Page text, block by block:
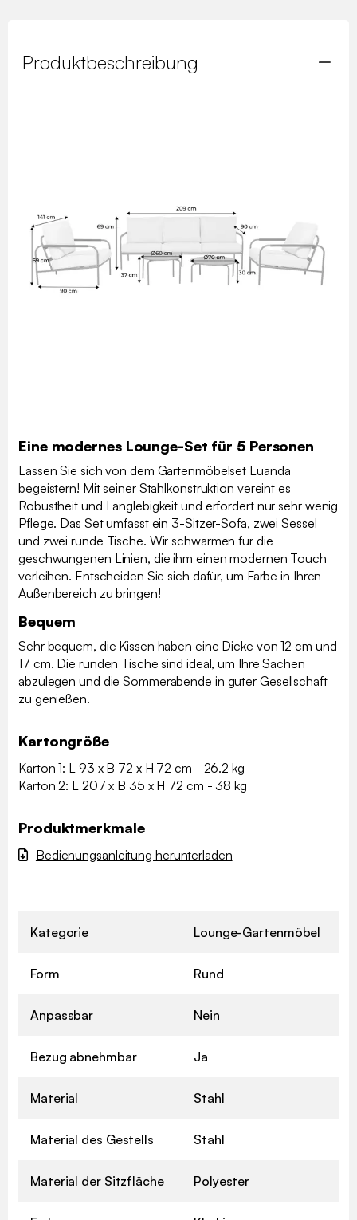
Produktbeschreibung
Eine modernes Lounge-Set für 5 Personen
Lassen Sie sich von dem Gartenmöbelset Luanda
begeistern! Mit seiner Stahlkonstruktion vereint es
Robustheit und Langlebigkeit und erfordert nur sehr wenig
Pflege. Das Set umfasst ein 3-Sitzer-Sofa, zwei Sessel
und zwei runde Tische. Wir schwärmen für die
geschwungenen Linien, die ihm einen modernen Touch
verleihen. Entscheiden Sie sich dafür, um Farbe in Ihren
Außenbereich zu bringen!
Bequem
Sehr bequem, die Kissen haben eine Dicke von 12 cm und
17 cm. Die runden Tische sind ideal, um Ihre Sachen
abzulegen und die Sommerabende in guter Gesellschaft
zu genießen.
Kartongröße
Karton 1: L 93 x B 72 x H 72 cm - 26.2 kg
Karton 2: L 207 x B 35 x H 72 cm - 38 kg
Produktmerkmale
Bedienungsanleitung herunterladen
Kategorie Lounge-Gartenmöbel
Form Rund
Anpassbar Nein
Bezug abnehmbar Ja
Material Stahl
Material des Gestells Stahl
Material der Sitzfläche Polyester